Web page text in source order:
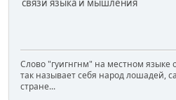
связи языка и мышления
Слово "гуигнгнм" на местном языке
так называет себя народ лошадей,
стране...